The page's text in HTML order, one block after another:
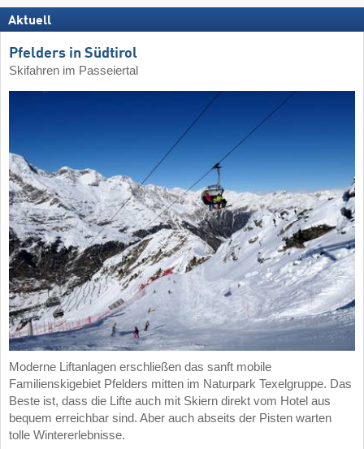
Aktuell
Pfelders in Südtirol
Skifahren im Passeiertal
Moderne Liftanlagen erschließen das sanft mobile
Familienskigebiet Pfelders mitten im Naturpark Texelgruppe. Das
Beste ist, dass die Lifte auch mit Skiern direkt vom Hotel aus
bequem erreichbar sind. Aber auch abseits der Pisten warten
tolle Wintererlebnisse.